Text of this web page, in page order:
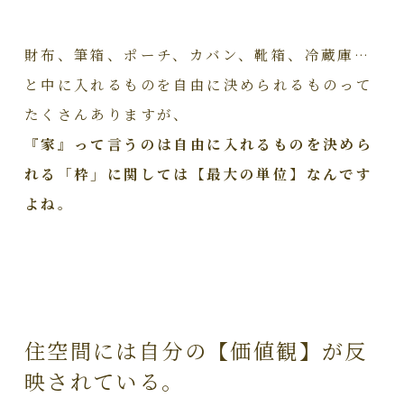
財布、筆箱、ポーチ、カバン、靴箱、冷蔵庫…
と中に入れるものを自由に決められるものって
たくさんありますが、
『家』って言うのは自由に入れるものを決めら
れる「枠」に関しては【最大の単位】なんです
よね。
住空間には自分の【価値観】が反
映されている。